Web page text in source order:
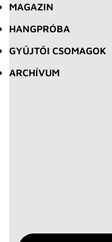
MAGAZIN
HANGPRÓBA
GYŰJTŐI CSOMAGOK
ARCHÍVUM